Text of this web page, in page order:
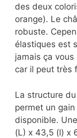
des deux
orange). Le
robuste.
élastiques est
jamais ça
car il peut très
La structure
permet un
disponible.
(L) x 43,5 (l) x